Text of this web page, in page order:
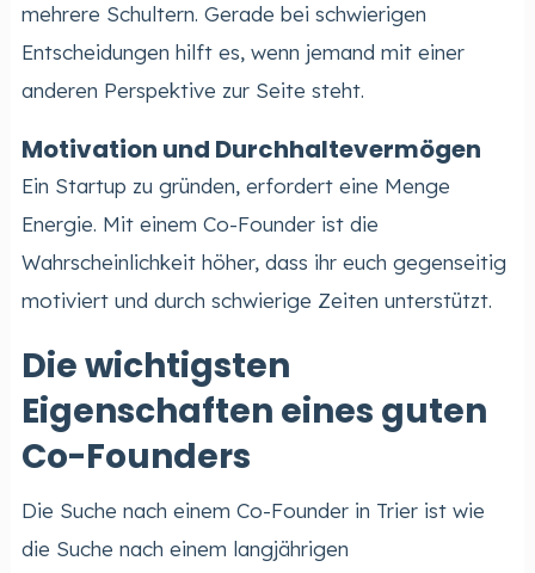
mehrere Schultern. Gerade bei schwierigen
Entscheidungen hilft es, wenn jemand mit einer
anderen Perspektive zur Seite steht.
Motivation und Durchhaltevermögen
Ein Startup zu gründen, erfordert eine Menge
Energie. Mit einem Co-Founder ist die
Wahrscheinlichkeit höher, dass ihr euch gegenseitig
motiviert und durch schwierige Zeiten unterstützt.
Die wichtigsten
Eigenschaften eines guten
Co-Founders
Die Suche nach einem Co-Founder in Trier ist wie
die Suche nach einem langjährigen